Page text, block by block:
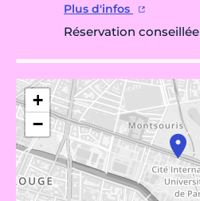
Plus d'infos
Réservation conseillée
+
−